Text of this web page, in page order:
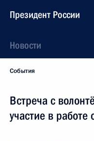
Президент России
Новости
События
Встреча с
участие в